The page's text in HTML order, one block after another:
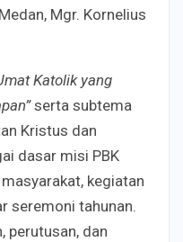
Mgr. Kornelius
Katolik yang
serta subtema
Kristus dan
dasar misi PBK
kegiatan
seremoni tahunan.
perutusan, dan